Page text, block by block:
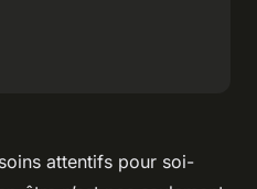
attentifs pour soi-